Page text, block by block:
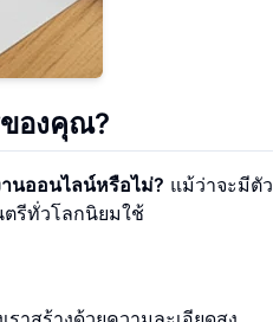
องคุณ?
นออนไลน์หรือไม่? แม้ว่าจะมีตัว
ตรีทั่วโลกนิยมใช้